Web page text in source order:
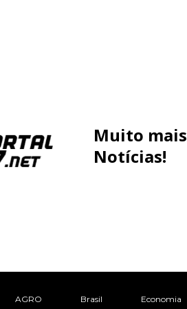
Muito mais
Notícias!
AGRO Brasil Economia